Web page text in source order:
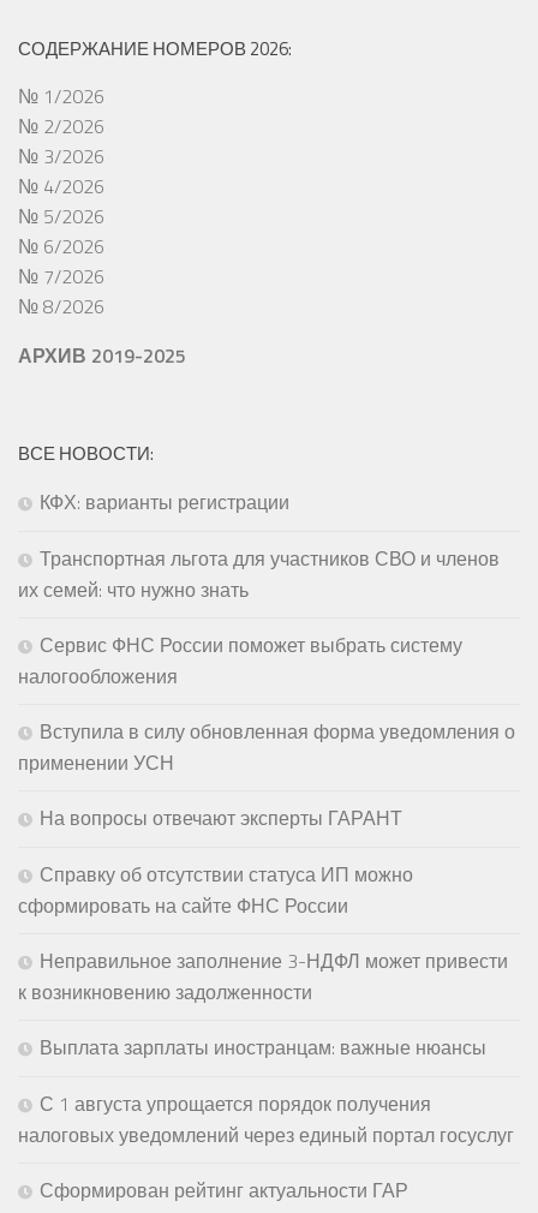
СОДЕРЖАНИЕ НОМЕРОВ 2026:
№ 1/2026
№ 2/2026
№ 3/2026
№ 4/2026
№ 5/2026
№ 6/2026
№ 7/2026
№ 8/2026
АРХИВ 2019-2025
ВСЕ НОВОСТИ:
КФХ: варианты регистрации
Транспортная льгота для участников СВО и членов
их семей: что нужно знать
Сервис ФНС России поможет выбрать систему
налогообложения
Вступила в силу обновленная форма уведомления о
применении УСН
На вопросы отвечают эксперты ГАРАНТ
Справку об отсутствии статуса ИП можно
сформировать на сайте ФНС России
Неправильное заполнение 3-НДФЛ может привести
к возникновению задолженности
Выплата зарплаты иностранцам: важные нюансы
С 1 августа упрощается порядок получения
налоговых уведомлений через единый портал госуслуг
Сформирован рейтинг актуальности ГАР